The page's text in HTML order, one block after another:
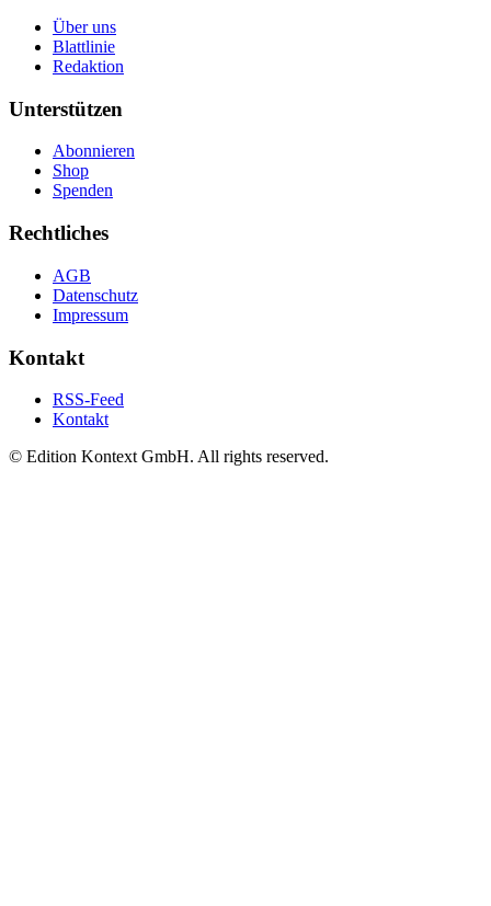
Über uns
Blattlinie
Redaktion
Unterstützen
Abonnieren
Shop
Spenden
Rechtliches
AGB
Datenschutz
Impressum
Kontakt
RSS-Feed
Kontakt
© Edition Kontext GmbH. All rights reserved.